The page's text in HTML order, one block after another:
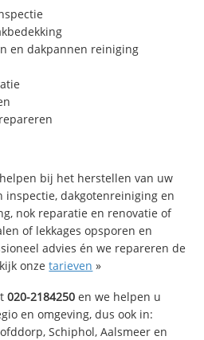
en dakpannen reiniging
bij het herstellen van uw
inspectie, dakgotenreiniging en
nok reparatie en renovatie of
of lekkages opsporen en
advies én we repareren de
onzetarieven »
020-2184250 en we helpen u
en omgeving, dus ook in:
Schiphol, Aalsmeer en